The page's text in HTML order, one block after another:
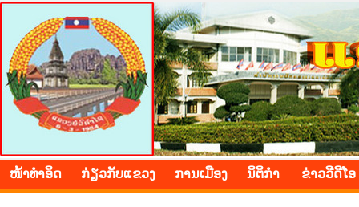
BOLIKHAMXAY PROVINCE
ໜ້າ​ທຳ​ອິດ ​ກ່ຽວ​ກັບ​ແຂວງ ​ການ​ເມືອງ ນິ​ຕິ​ກຳ ຂ່າວ​ວີ​ດີ​ໂອ